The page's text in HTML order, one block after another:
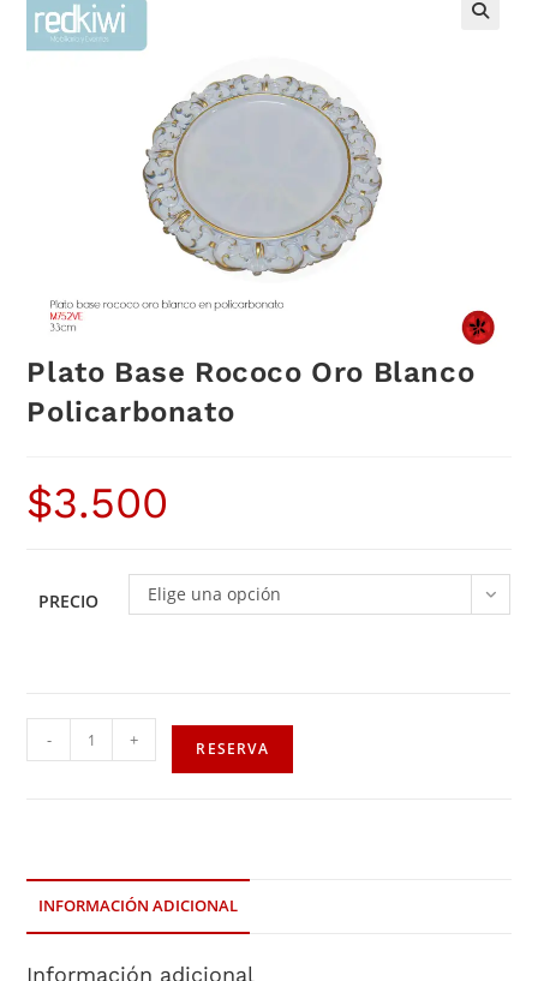
Plato Base Rococo Oro Blanco
Policarbonato
$3.500
PRECIO Elige una opción
- + RESERVA
INFORMACIÓN ADICIONAL
Información adicional